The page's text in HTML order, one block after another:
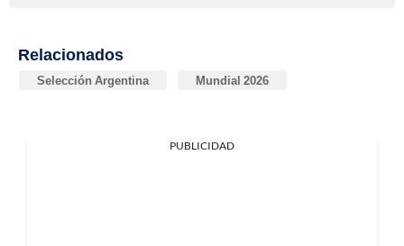
Relacionados
Selección Argentina Mundial 2026
PUBLICIDAD